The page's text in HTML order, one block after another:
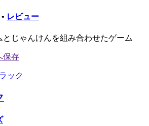
• レビュー
とじゃんけんを組み合わせたゲーム